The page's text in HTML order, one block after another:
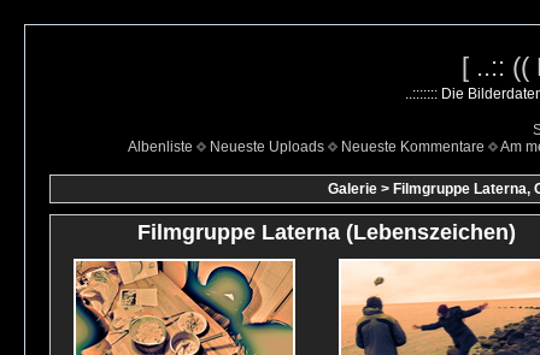
[ ..:: ((
..::::::: Die
Albenliste
Neueste Uploads Neueste Kommentare Am
Galerie> Filmgruppe Laterna,
Filmgruppe Laterna (Lebenszeichen)